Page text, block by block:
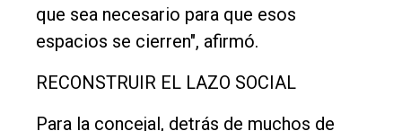
que sea necesario para que esos
espacios se cierren", afirmó.
RECONSTRUIR EL LAZO SOCIAL
Para la concejal, detrás de muchos de